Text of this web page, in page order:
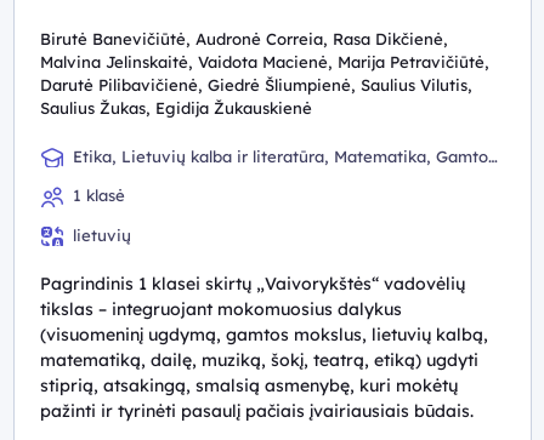
Birutė Banevičiūtė, Audronė Correia, Rasa Dikčienė,
Malvina Jelinskaitė, Vaidota Macienė, Marija Petravičiūtė,
Darutė Pilibavičienė, Giedrė Šliumpienė, Saulius Vilutis,
Saulius Žukas, Egidija Žukauskienė
Etika, Lietuvių kalba ir literatūra, Matematika, Gamtos
ugdymas
1 klasė
lietuvių
Pagrindinis 1 klasei skirtų „Vaivorykštės“ vadovėlių
tikslas – integruojant mokomuosius dalykus
(visuomeninį ugdymą, gamtos mokslus, lietuvių kalbą,
matematiką, dailę, muziką, šokį, teatrą, etiką) ugdyti
stiprią, atsakingą, smalsią asmenybę, kuri mokėtų
pažinti ir tyrinėti pasaulį pačiais įvairiausiais būdais.